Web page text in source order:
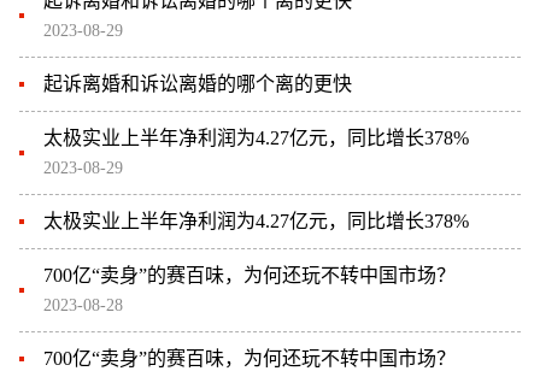
2023-08-29
起诉离婚和诉讼离婚的哪个离的更快
太极实业上半年净利润为4.27亿元，同比增长378%
2023-08-29
太极实业上半年净利润为4.27亿元，同比增长378%
700亿“卖身”的赛百味，为何还玩不转中国市场？
2023-08-28
700亿“卖身”的赛百味，为何还玩不转中国市场？